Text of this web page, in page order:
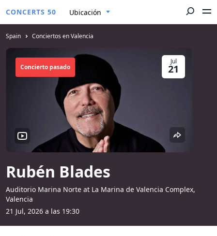
CONCERTS 50 Ubicación
Spain Conciertos en Valencia
Rubén Blades
21 Jul, 2026 a las 19:30
Auditorio Marina Norte at La Marina de Valencia Complex,
Valencia
Jul
21
Concierto pasado